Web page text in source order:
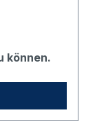
können.